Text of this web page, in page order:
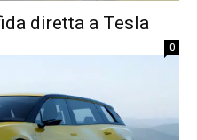
diretta a Tesla
0